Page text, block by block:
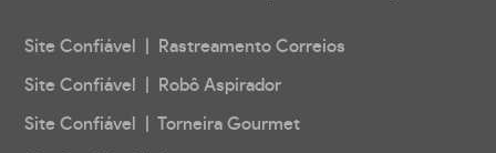
Site Confiável | Rastreamento Correios
Site Confiável | Robô Aspirador
Site Confiável | Torneira Gourmet